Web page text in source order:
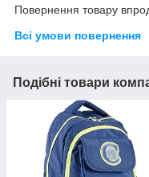
Повернення товару
Всі умови повернення
Подібні товари